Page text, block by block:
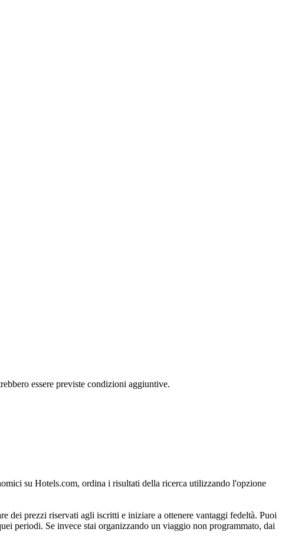
essere previste condizioni aggiuntive.
su Hotels.com, ordina i risultati della ricerca utilizzando l'opzione
dei prezzi riservati agli iscritti e iniziare a ottenere vantaggi fedeltà. Puoi
periodi. Se invece stai organizzando un viaggio non programmato, dai